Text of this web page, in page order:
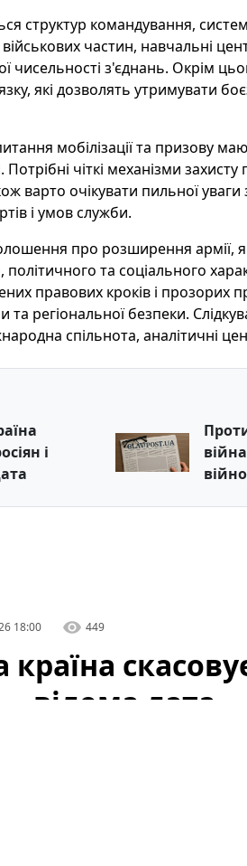
структур командування,
військових частин, навчальні
чисельності з'єднань. Окрім
які дозволять утримувати
мобілізації та призову
чіткі механізми захисту
варто очікувати пильної
і умов служби.
про розширення армії,
та соціального
правових кроків і прозорих
та регіональної безпеки.
спільнота, аналітичні
і
18:00 449
— відома дата